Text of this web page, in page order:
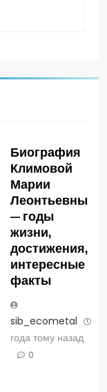
Биография
Климовой
Марии
Леонтьевны
— годы
жизни,
достижения,
интересные
факты
sib_ecometal
года тому назад
0